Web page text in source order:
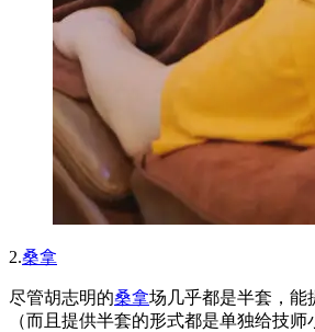
2.桑拿
尽管胡志明的桑拿场几乎都是半套，能
（而且提供半套的形式都是单独给技